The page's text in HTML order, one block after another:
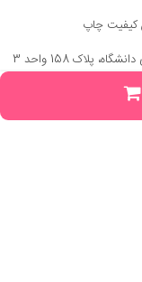
کیفیت چاپ
پلاک 158 واحد 3